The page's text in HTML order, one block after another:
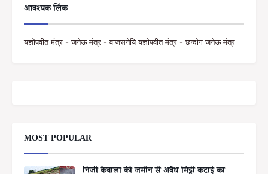
आवश्यक लिंक
यज्ञोपवीत मंत्र - जनेऊ मंत्र - वाजसनेयि यज्ञोपवीत मंत्र - छन्दोग जनेऊ मंत्र
MOST POPULAR
निजी केवाला की जमीन से अवैध मिट्टी कटाई का